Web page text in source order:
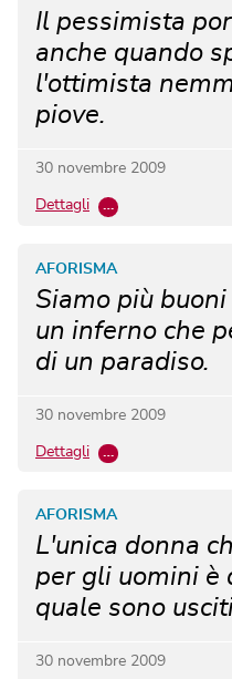
Il pessimista
anche quando
l'ottimista
piove.
30 novembre 2009
Dettagli …
Siamo più
un inferno che
di un paradiso.
AFORISMA
30 novembre 2009
Dettagli …
L'unica donna
per gli uomini è
quale sono
AFORISMA
30 novembre 2009